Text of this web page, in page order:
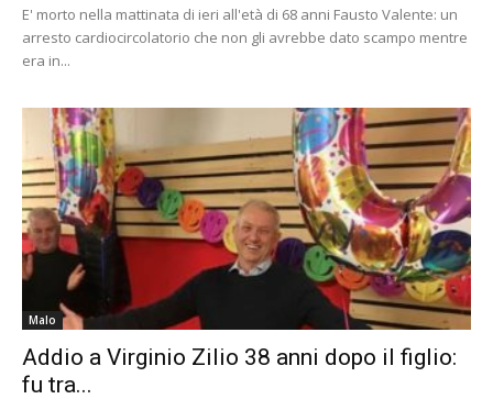
E' morto nella mattinata di ieri all'età di 68 anni Fausto Valente: un
arresto cardiocircolatorio che non gli avrebbe dato scampo mentre
era in...
Malo
Addio a Virginio Zilio 38 anni dopo il figlio:
fu tra...